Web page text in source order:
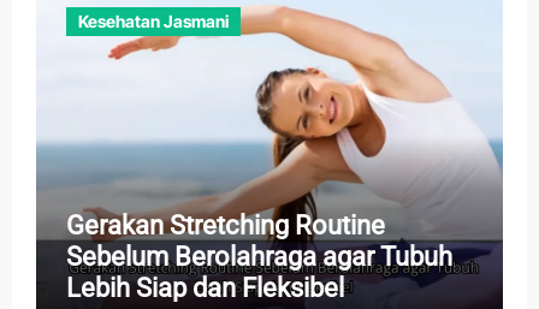
Kesehatan Jasmani
Gerakan Stretching Routine
Sebelum Berolahraga agar Tubuh
Lebih Siap dan Fleksibel